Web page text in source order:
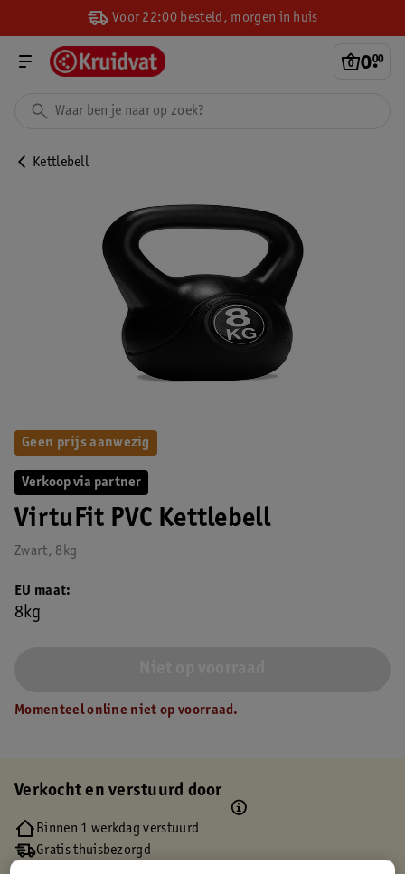
Voor 22:00 besteld, morgen in huis
0.
00
Kettlebell
Verkoop via partner
VirtuFit PVC Kettlebell
Zwart, 8kg
Geen prijs aanwezig
EU maat
8kg
Momenteel online niet op voorraad.
Verkocht en verstuurd door
Binnen 1 werkdag verstuurd
Gratis thuisbezorgd